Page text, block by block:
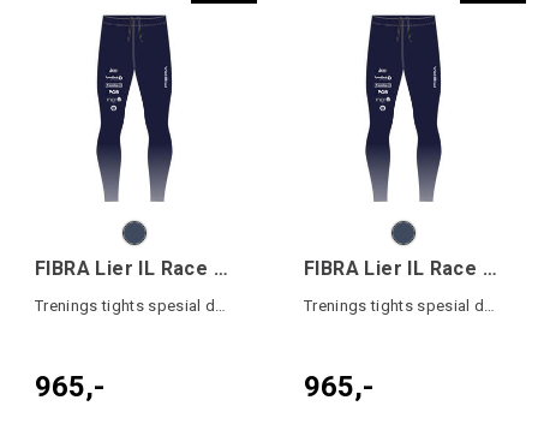
FIBRA Lier IL Race Tights W
Trenings tights spesial design
965,-
FIBRA Lier IL Race Tights
Trenings tights spesial design
965,-